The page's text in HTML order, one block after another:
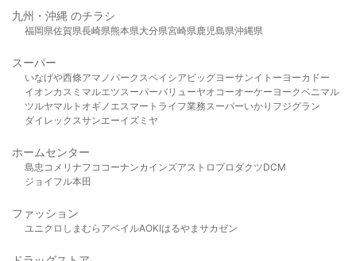
九州・沖縄 のチラシ
福岡県佐賀県長崎県熊本県大分県宮崎県鹿児島県沖縄県
スーパー
いなげや西條アマノパークスベイシア ビッグヨーサンイトーヨーカドー
イオンカスミ マルエツスーパーバリューヤオコーオーケー ヨークベニマル
ツルヤマルト オギノ エスマート ライフ業務スーパーいかり フジグラン
ダイレックスサンエーイズミヤ
ホームセンター
島忠 コメリ ナフコ コーナンカインズアストロプロダクツDCM
ジョイフル本田
ファッション
ユニクロ しまむら アベイルAOKIはるやま サカゼン